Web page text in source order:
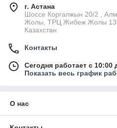
г. Астана
Шоссе Коргалжын 20/2 ,
Жолы, ТРЦ Жибеж Жолы
Казахстан
Контакты
Сегодня работает с 10:00
Показать весь график
О нас